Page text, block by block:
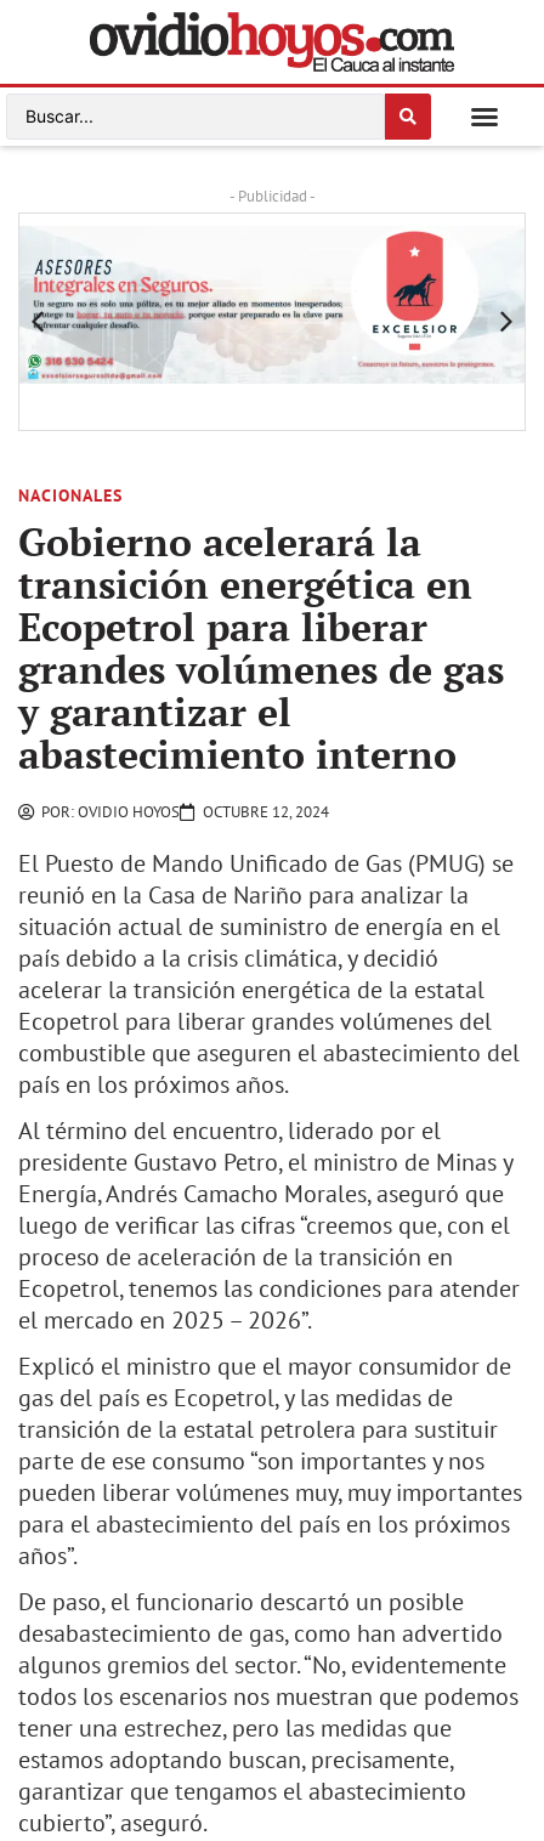
- Publicidad -
NACIONALES
Gobierno acelerará la
transición energética en
Ecopetrol para liberar
grandes volúmenes de gas
y garantizar el
abastecimiento interno
POR:OVIDIO HOYOS OCTUBRE 12, 2024
El Puesto de Mando Unificado de Gas (PMUG) se
reunió en la Casa de Nariño para analizar la
situación actual de suministro de energía en el
país debido a la crisis climática, y decidió
acelerar la transición energética de la estatal
Ecopetrol para liberar grandes volúmenes del
combustible que aseguren el abastecimiento del
país en los próximos años.
Al término del encuentro, liderado por el
presidente Gustavo Petro, el ministro de Minas y
Energía, Andrés Camacho Morales, aseguró que
luego de verificar las cifras “creemos que, con el
proceso de aceleración de la transición en
Ecopetrol, tenemos las condiciones para atender
el mercado en 2025 – 2026”.
Explicó el ministro que el mayor consumidor de
gas del país es Ecopetrol, y las medidas de
transición de la estatal petrolera para sustituir
parte de ese consumo “son importantes y nos
pueden liberar volúmenes muy, muy importantes
para el abastecimiento del país en los próximos
años”.
De paso, el funcionario descartó un posible
desabastecimiento de gas, como han advertido
algunos gremios del sector. “No, evidentemente
todos los escenarios nos muestran que podemos
tener una estrechez, pero las medidas que
estamos adoptando buscan, precisamente,
garantizar que tengamos el abastecimiento
cubierto”, aseguró.